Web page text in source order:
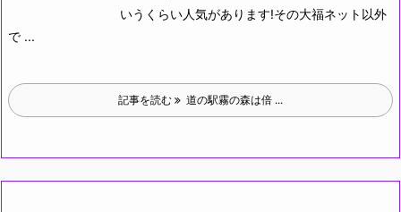
いうくらい人気があります!その大福ネット以外
で ...
記事を読む 道の駅霧の森は倍 ...